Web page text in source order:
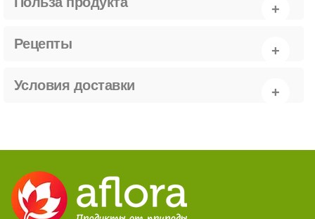
Рецепты
Условия доставки